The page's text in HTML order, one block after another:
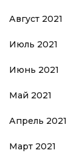
Август 2021
Июль 2021
Июнь 2021
Май 2021
Апрель 2021
Март 2021